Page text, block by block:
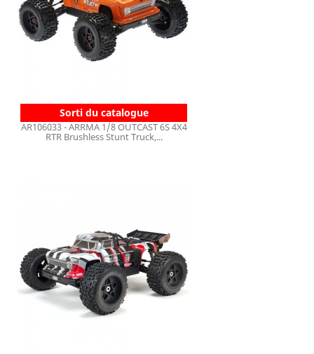
Sorti du catalogue
AR106033 - ARRMA 1/8 OUTCAST 6S 4X4
RTR Brushless Stunt Truck,...